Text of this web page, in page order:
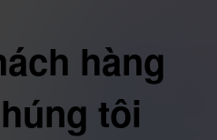
hàng
tôi